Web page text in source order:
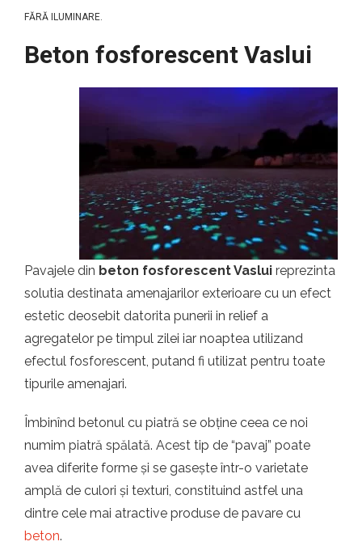
FĂRĂ ILUMINARE.
Beton fosforescent Vaslui
Pavajele din beton fosforescent Vaslui reprezinta
solutia destinata amenajarilor exterioare cu un efect
estetic deosebit datorita punerii in relief a
agregatelor pe timpul zilei iar noaptea utilizand
efectul fosforescent, putand fi utilizat pentru toate
tipurile amenajari.
Îmbinînd betonul cu piatră se obține ceea ce noi
numim piatră spălată. Acest tip de “pavaj” poate
avea diferite forme și se gasește într-o varietate
amplă de culori și texturi, constituind astfel una
dintre cele mai atractive produse de pavare cu
beton.